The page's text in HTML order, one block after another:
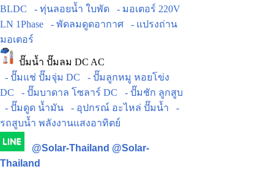
BLDC
- ทุ่นลอยน้ำ ใบพัด
- มอเตอร์ 220V
LN 1Phase
- พัดลมดูดอากาศ
- แปรงถ่าน
มอเตอร์
ปั๊มน้ำ ปั๊มลม DC AC
- ปั๊มแช่ ปั๊มจุ่ม DC
- ปั๊มลูกหมู หอยโข่ง
DC
- ปั๊มบาดาล โซลาร์ DC
- ปั๊มชัก ลูกสูบ
- ปั๊มดูด น้ำมัน
- อุปกรณ์ อะไหล่ ปั๊มน้ำ
-
รถสูบน้ำ พลังงานแสงอาทิตย์
@Solar-Thailand @Solar-
Thailand